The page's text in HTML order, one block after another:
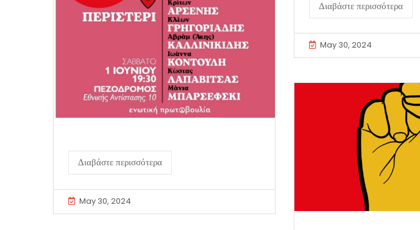
Διαβάστε περισσότερα
May 30, 2024
Διαβάστε περισσότερα
May 30, 2024